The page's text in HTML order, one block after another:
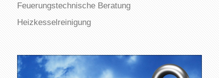
Feuerungstechnische Beratung
Heizkesselreinigung